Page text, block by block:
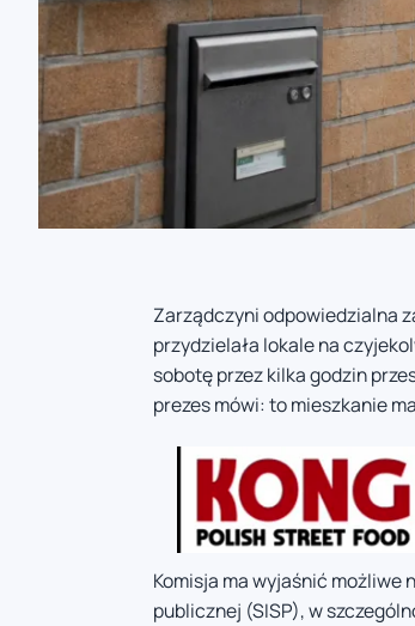
Zarządczyni odpowiedzialna
przydzielała lokale na
sobotę przez kilka godzin
prezes mówi: to mieszkanie
Komisja ma wyjaśnić
publicznej (SISP), w